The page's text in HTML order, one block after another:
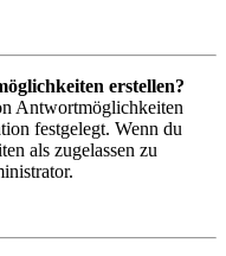
erstellen?
Antwortmöglichkeiten
festgelegt. Wenn du
als zugelassen zu